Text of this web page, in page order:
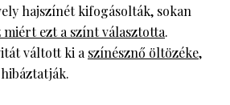
hajszínét kifogásolták, sokan
miért ezt a színt választotta.
váltott ki aszínésznő öltözéke,